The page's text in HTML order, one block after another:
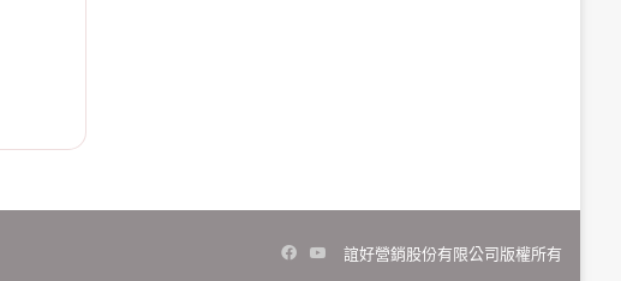
誼好營銷股份有限公司版權所有
Facebook
YouTube